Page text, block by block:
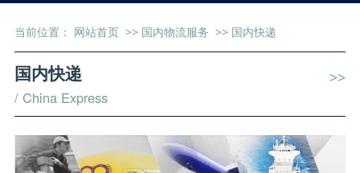
当前位置： 网站首页>> 国内物流服务 >> 国内快递
国内快递
/ China Express
>>